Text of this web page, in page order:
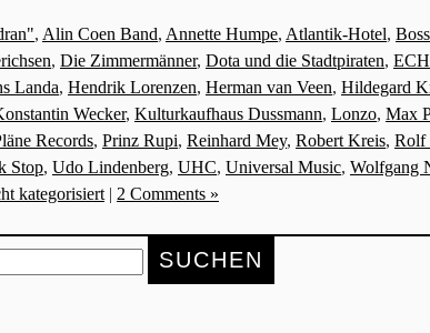
, Alin Coen Band, Annette Humpe, Atlantik-Hotel,
, Die Zimmermänner, Dota und die Stadtpiraten,
Landa, Hendrik Lorenzen, Herman van Veen, Hildegard
Wecker, Kulturkaufhaus Dussmann, Lonzo, Max
Records, Prinz Rupi, Reinhard Mey, Robert Kreis, Rolf
Stop, Udo Lindenberg, UHC, Universal Music, Wolfgang
kategorisiert | 2 Comments »